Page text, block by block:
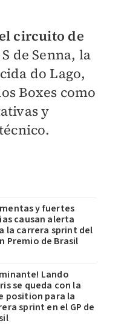
circuito de
de Senna, la
do Lago,
Boxes como
y
y fuertes
causan alerta
la carrera sprint del
Premio de Brasil
Lando
se queda con la
position para la
sprint en el GP de